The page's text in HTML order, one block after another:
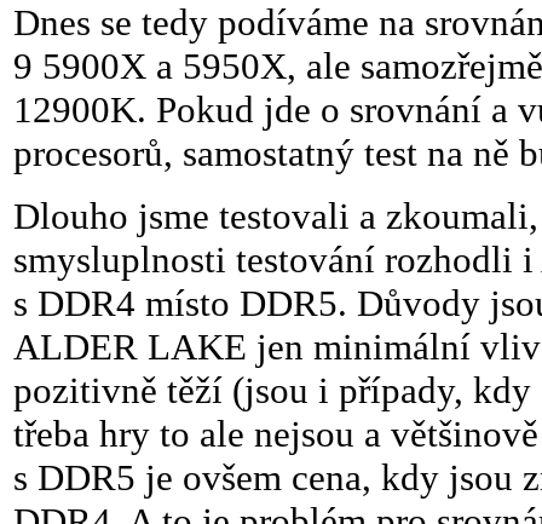
Dnes se tedy podíváme na
9 5900X a 5950X, ale
12900K. Pokud jde o srovnání a
procesorů, samostatný test na ně
Dlouho jsme testovali a
smysluplnosti testování rozhodli
s DDR4 místo DDR5. Důvody
ALDER LAKE jen minimální
pozitivně těží (jsou i případy,
třeba hry to ale nejsou a
s DDR5 je ovšem cena, kdy jsou